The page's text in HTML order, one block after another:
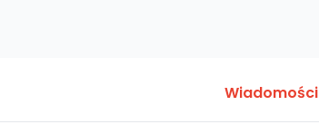
Wiadomości